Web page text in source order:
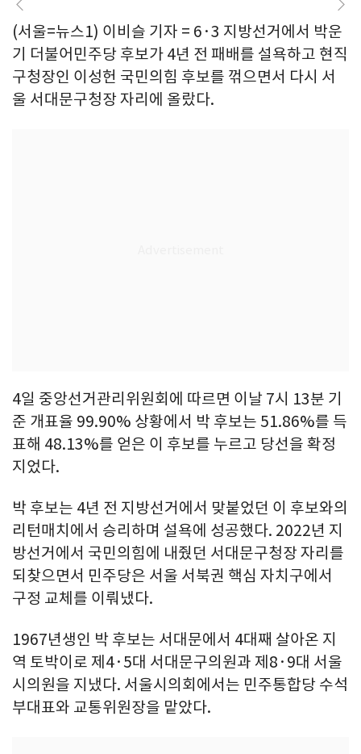
(서울=뉴스1) 이비슬 기자 = 6·3 지방선거에서 박운
기 더불어민주당 후보가 4년 전 패배를 설욕하고 현직
구청장인 이성헌 국민의힘 후보를 꺾으면서 다시 서
울 서대문구청장 자리에 올랐다.
4일 중앙선거관리위원회에 따르면 이날 7시 13분 기
준 개표율 99.90% 상황에서 박 후보는 51.86%를 득
표해 48.13%를 얻은 이 후보를 누르고 당선을 확정
지었다.
박 후보는 4년 전 지방선거에서 맞붙었던 이 후보와의
리턴매치에서 승리하며 설욕에 성공했다. 2022년 지
방선거에서 국민의힘에 내줬던 서대문구청장 자리를
되찾으면서 민주당은 서울 서북권 핵심 자치구에서
구정 교체를 이뤄냈다.
1967년생인 박 후보는 서대문에서 4대째 살아온 지
역 토박이로 제4·5대 서대문구의원과 제8·9대 서울
시의원을 지냈다. 서울시의회에서는 민주통합당 수석
부대표와 교통위원장을 맡았다.